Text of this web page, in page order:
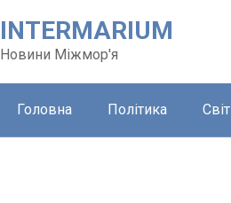
INTERMARIUM
Новини Міжмор'я
Головна Політика Світ